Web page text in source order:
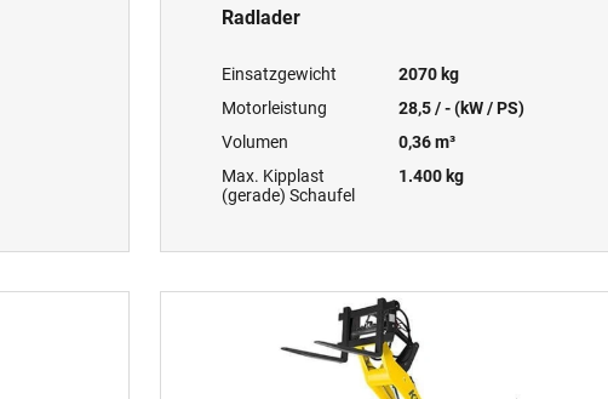
Radlader
Einsatzgewicht
2070 kg
Motorleistung
28,5 / - (kW / PS)
Volumen
0,36 m³
Max. Kipplast
(gerade) Schaufel
1.400 kg